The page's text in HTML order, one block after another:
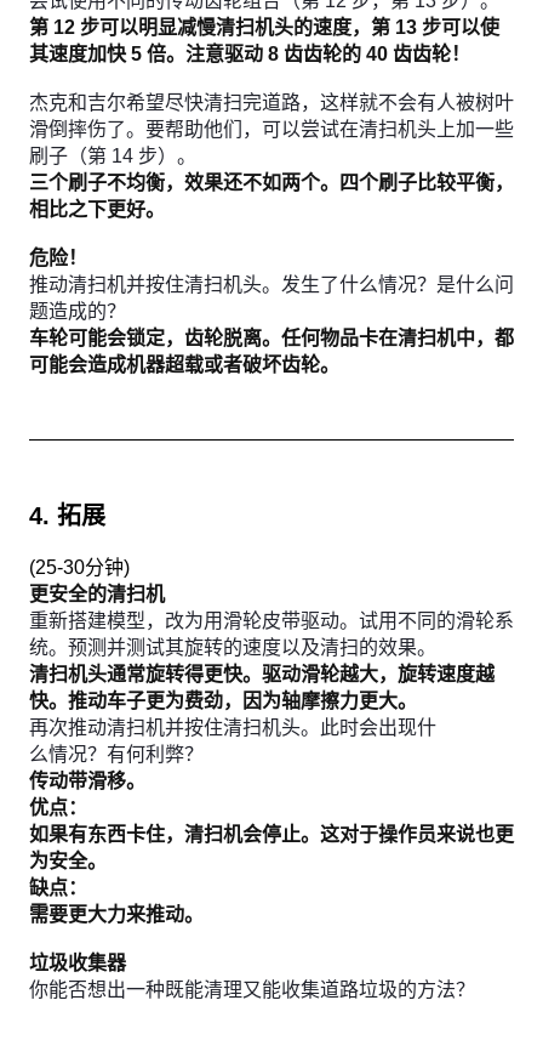
第 12 步可以明显减慢清扫机头的速度，第 13 步可以使
其速度加快 5 倍。注意驱动 8 齿齿轮的 40 齿齿轮！
杰克和吉尔希望尽快清扫完道路，这样就不会有人被树叶
滑倒摔伤了。要帮助他们，可以尝试在清扫机头上加一些
刷子（第 14 步）。
三个刷子不均衡，效果还不如两个。四个刷子比较平衡，
相比之下更好。
危险！
推动清扫机并按住清扫机头。发生了什么情况？是什么问
题造成的？
车轮可能会锁定，齿轮脱离。任何物品卡在清扫机中，都
可能会造成机器超载或者破坏齿轮。
4. 拓展
(25-30分钟)
更安全的清扫机
重新搭建模型，改为用滑轮皮带驱动。试用不同的滑轮系
统。预测并测试其旋转的速度以及清扫的效果。
清扫机头通常旋转得更快。驱动滑轮越大，旋转速度越
快。推动车子更为费劲，因为轴摩擦力更大。
再次推动清扫机并按住清扫机头。此时会出现什
么情况？有何利弊？
传动带滑移。
优点：
如果有东西卡住，清扫机会停止。这对于操作员来说也更
为安全。
缺点：
需要更大力来推动。
垃圾收集器
你能否想出一种既能清理又能收集道路垃圾的方法？